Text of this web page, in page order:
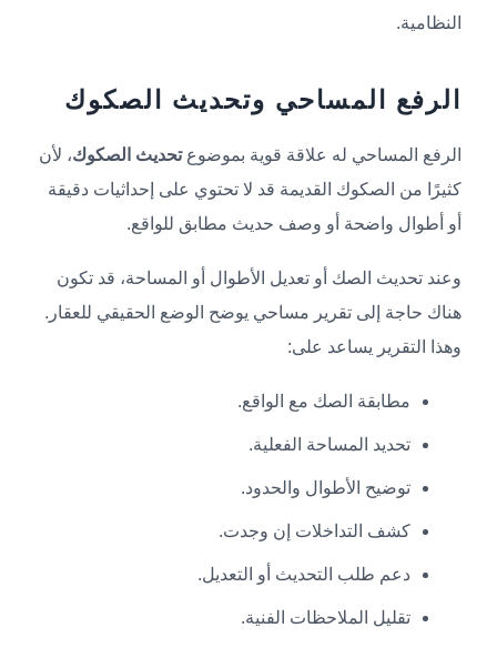
النظامية.
الرفع المساحي وتحديث الصكوك
الرفع المساحي له علاقة قوية بموضوعتحديث الصكوك، لأن
كثيرًا من الصكوك القديمة قد لا تحتوي على إحداثيات دقيقة
أو أطوال واضحة أو وصف حديث مطابق للواقع.
وعند تحديث الصك أو تعديل الأطوال أو المساحة، قد تكون
هناك حاجة إلى تقرير مساحي يوضح الوضع الحقيقي للعقار.
وهذا التقرير يساعد على:
مطابقة الصك مع الواقع.
تحديد المساحة الفعلية.
توضيح الأطوال والحدود.
كشف التداخلات إن وجدت.
دعم طلب التحديث أو التعديل.
تقليل الملاحظات الفنية.